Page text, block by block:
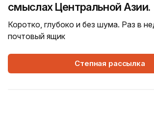
смыслах Центральной Азии.
Коротко, глубоко и без шума. Раз в
почтовый ящик
Степная рассылка